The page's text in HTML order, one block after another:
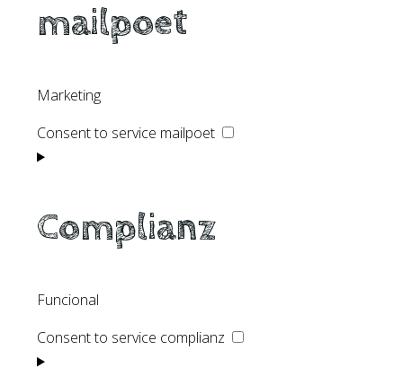
mailpoet
Marketing
Consent to service mailpoet
Complianz
Funcional
Consent to service complianz